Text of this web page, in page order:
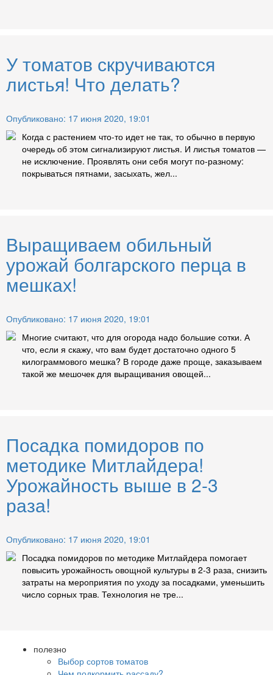
У томатов скручиваются
листья! Что делать?
Опубликовано: 17 июня 2020, 19:01
Когда с растением что-то идет не так, то обычно в первую
очередь об этом сигнализируют листья. И листья томатов —
не исключение. Проявлять они себя могут по-разному:
покрываться пятнами, засыхать, жел...
Выращиваем обильный
урожай болгарского перца в
мешках!
Опубликовано: 17 июня 2020, 19:01
Многие считают, что для огорода надо большие сотки. А
что, если я скажу, что вам будет достаточно одного 5
килограммового мешка? В городе даже проще, заказываем
такой же мешочек для выращивания овощей...
Посадка помидоров по
методике Митлайдера!
Урожайность выше в 2-3
раза!
Опубликовано: 17 июня 2020, 19:01
Посадка помидоров по методике Митлайдера помогает
повысить урожайность овощной культуры в 2-3 раза, снизить
затраты на мероприятия по уходу за посадками, уменьшить
число сорных трав. Технология не тре...
полезно
Выбор сортов томатов